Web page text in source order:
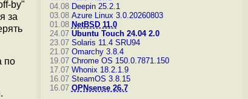
by"
за
по
04.08 Deepin 25.2.1
03.08 Azure Linux 3.0.20260803
01.08 NetBSD 11.0
24.07 Ubuntu Touch 24.04 2.0
23.07 Solaris 11.4 SRU94
21.07 Omarchy 3.8.4
19.07 Chrome OS 150.0.7871.150
17.07 Whonix 18.2.1.9
16.07 SteamOS 3.8.15
16.07 OPNsense 26.7